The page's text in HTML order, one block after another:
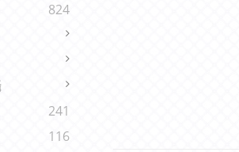
824
241
116